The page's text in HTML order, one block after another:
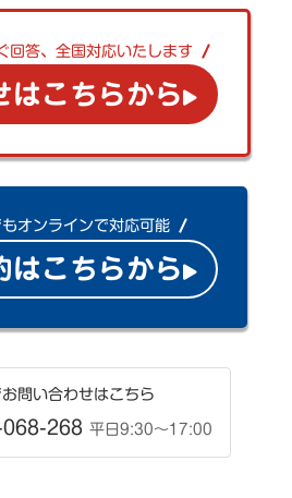
回答、全国対応いたします
はこちらから
オンラインで対応可能
はこちらから
問い合わせはこちら
268 平日9:30〜17:00